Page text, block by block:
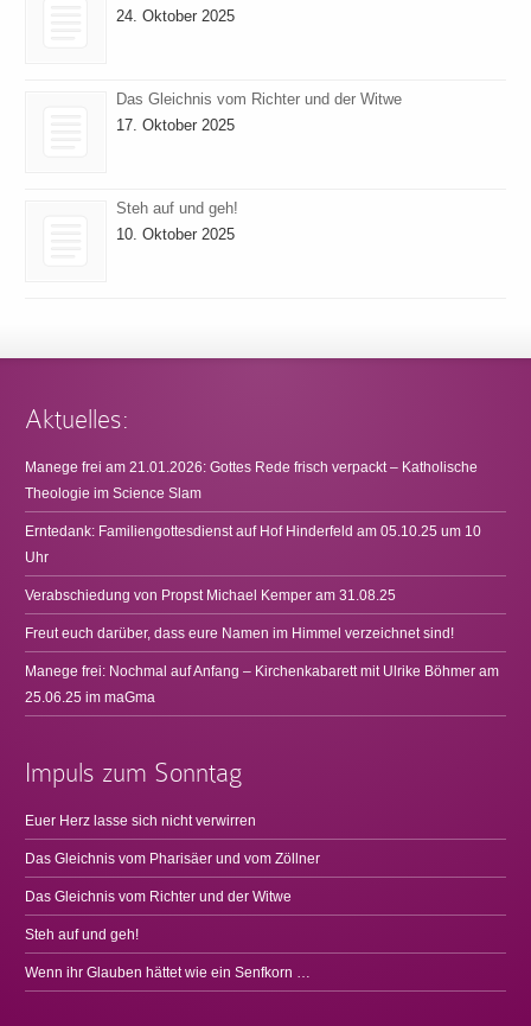
24. Oktober 2025
Das Gleichnis vom Richter und der Witwe
17. Oktober 2025
Steh auf und geh!
10. Oktober 2025
Aktuelles:
Manege frei am 21.01.2026: Gottes Rede frisch verpackt – Katholische
Theologie im Science Slam
Erntedank: Familiengottesdienst auf Hof Hinderfeld am 05.10.25 um 10
Uhr
Verabschiedung von Propst Michael Kemper am 31.08.25
Freut euch darüber, dass eure Namen im Himmel verzeichnet sind!
Manege frei: Nochmal auf Anfang – Kirchenkabarett mit Ulrike Böhmer am
25.06.25 im maGma
Impuls zum Sonntag
Euer Herz lasse sich nicht verwirren
Das Gleichnis vom Pharisäer und vom Zöllner
Das Gleichnis vom Richter und der Witwe
Steh auf und geh!
Wenn ihr Glauben hättet wie ein Senfkorn …